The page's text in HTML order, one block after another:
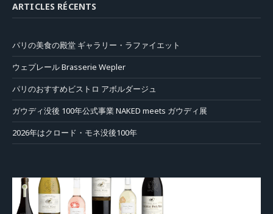
ARTICLES RÉCENTS
パリの美食の殿堂 ギャラリー・ラファイエット
ウェプレール Brasserie Wepler
パリのおすすめビストロ アボルダージュ
ガウディ没後 100年公式事業 NAKED meets ガウディ展
2026年はクロード・モネ没後100年